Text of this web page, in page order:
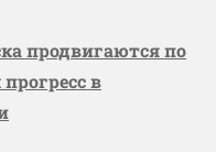
продвигаются по
в